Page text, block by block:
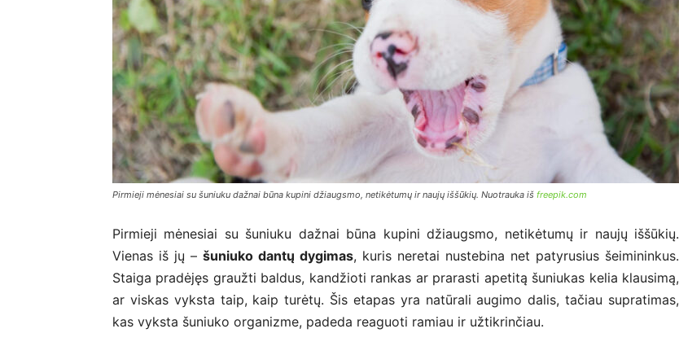
Pirmieji mėnesiai su šuniuku dažnai būna kupini džiaugsmo, netikėtumų ir naujų iššūkių. Nuotrauka iš freepik.com
Pirmieji mėnesiai su šuniuku dažnai būna kupini džiaugsmo, netikėtumų ir naujų iššūkių.
Vienas iš jų – šuniuko dantų dygimas, kuris neretai nustebina net patyrusius šeimininkus.
Staiga pradėjęs graužti baldus, kandžioti rankas ar prarasti apetitą šuniukas kelia klausimą,
ar viskas vyksta taip, kaip turėtų. Šis etapas yra natūrali augimo dalis, tačiau supratimas,
kas vyksta šuniuko organizme, padeda reaguoti ramiau ir užtikrinčiau.